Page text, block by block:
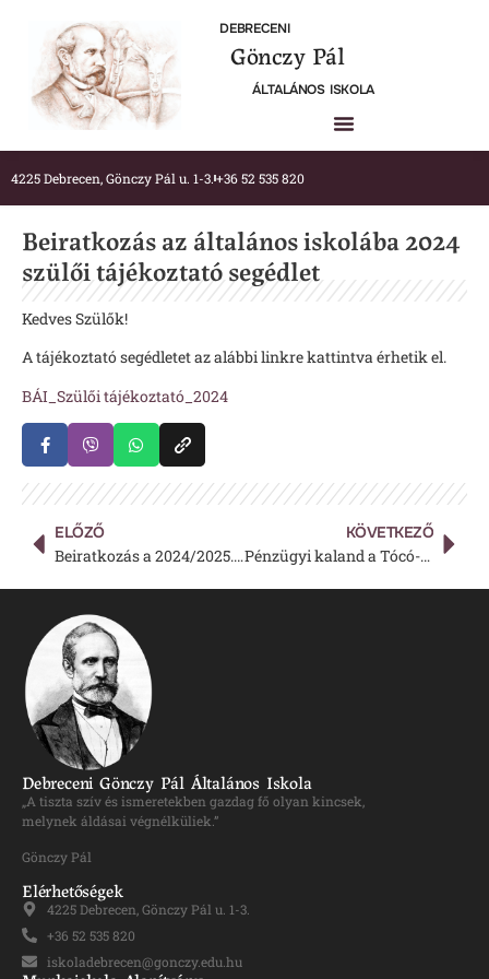
DEBRECENI
Gönczy Pál
ÁLTALÁNOS ISKOLA
4225 Debrecen, Gönczy Pál u. 1-3.+36 52 535 820
Beiratkozás az általános iskolába 2024
szülői tájékoztató segédlet
Kedves Szülők!
A tájékoztató segédletet az alábbi linkre kattintva érhetik el.
BÁI_Szülői tájékoztató_2024
ELŐZŐ
Beiratkozás a 2024/2025. tanítási évre
KÖVETKEZŐ
Pénzügyi kaland a Tócó-parton
Debreceni Gönczy Pál Általános Iskola
„A tiszta szív és ismeretekben gazdag fő olyan kincsek,
melynek áldásai végnélküliek.”
Gönczy Pál
Elérhetőségek
4225 Debrecen, Gönczy Pál u. 1-3.
+36 52 535 820
iskoladebrecen@gonczy.edu.hu